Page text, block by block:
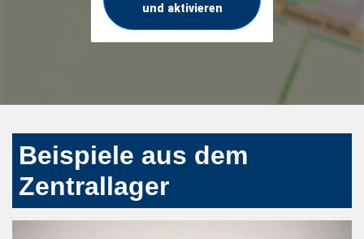
und aktivieren
Beispiele aus dem
Zentrallager